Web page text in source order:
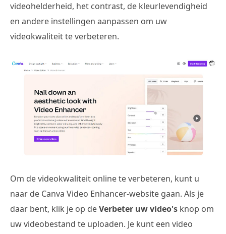
videohelderheid, het contrast, de kleurlevendigheid
en andere instellingen aanpassen om uw
videokwaliteit te verbeteren.
Om de videokwaliteit online te verbeteren, kunt u
naar de Canva Video Enhancer-website gaan. Als je
daar bent, klik je op deVerbeter uw video's knop om
uw videobestand te uploaden. Je kunt een video